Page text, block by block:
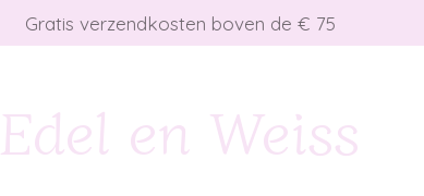
Gratis verzendkosten boven de € 75
Edel en Weiss